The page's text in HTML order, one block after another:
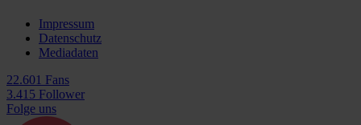
Impressum
Datenschutz
Mediadaten
22.601 Fans
3.415 Follower
Folge uns